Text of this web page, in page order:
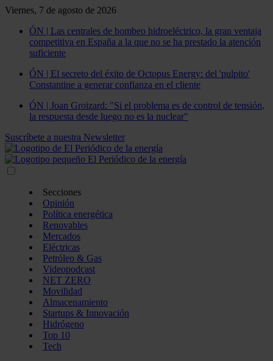
Viernes, 7 de agosto de 2026
ÓN | Las centrales de bombeo hidroeléctrico, la gran ventaja
competitiva en España a la que no se ha prestado la atención
suficiente
ÓN | El secreto del éxito de Octopus Energy: del 'pulpito'
Constantine a generar confianza en el cliente
ÓN | Joan Groizard: "Si el problema es de control de tensión,
la respuesta desde luego no es la nuclear"
Suscríbete a nuestra Newsletter
Secciones
Opinión
Política energética
Renovables
Mercados
Eléctricas
Petróleo & Gas
Videopodcast
NET ZERO
Movilidad
Almacenamiento
Startups & Innovación
Hidrógeno
Top 10
Tech